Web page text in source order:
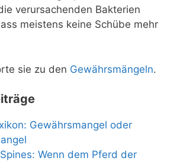
verursachenden Bakterien
meistens keine Schübe mehr
sie zu den Gewährsmängeln.
Gewährsmangel oder
Wenn dem Pferd der